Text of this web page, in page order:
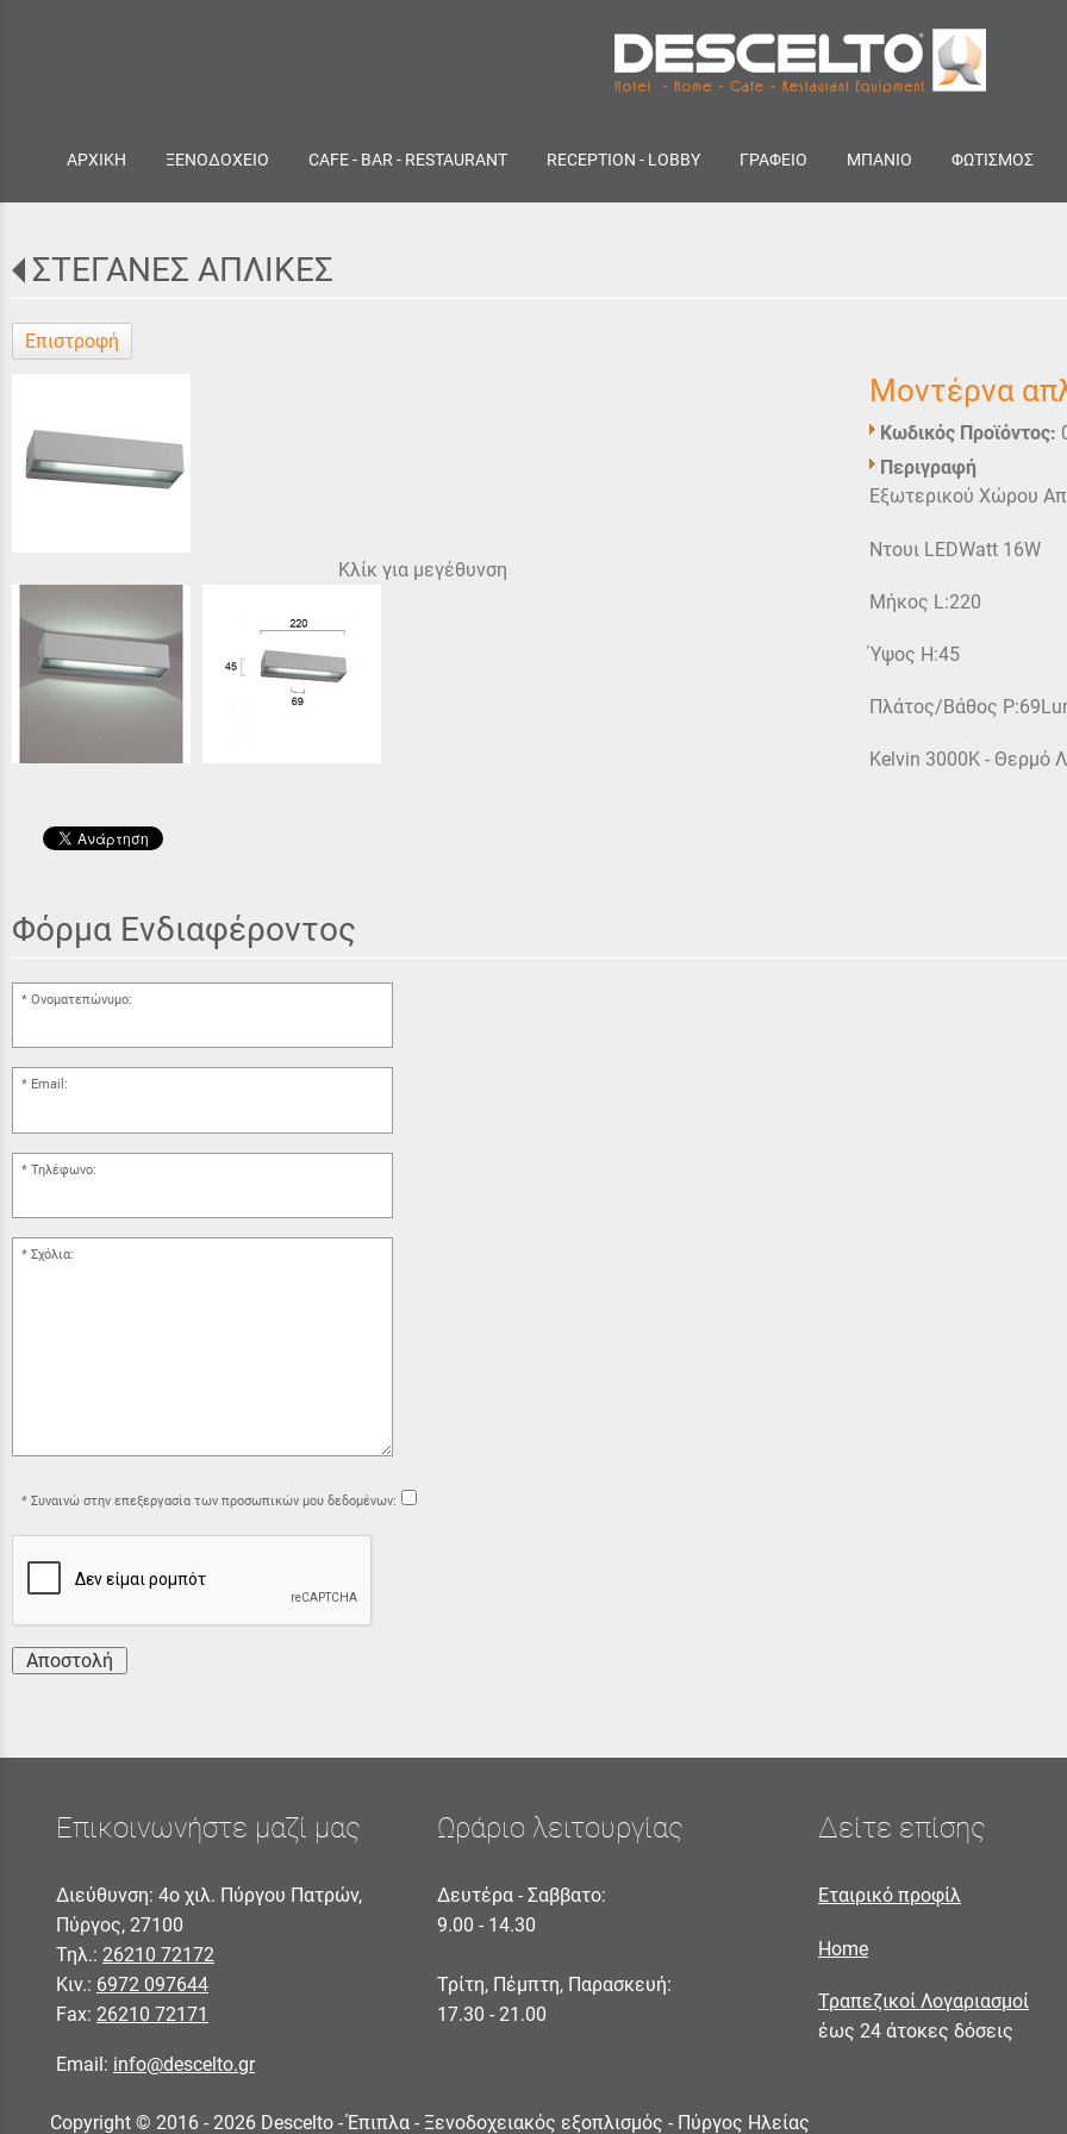
ΑΡΧΙΚΗ ΞΕΝΟΔΟΧΕΙΟ CAFE - BAR - RESTAURANT RECEPTION - LOBBY ΓΡΑΦΕΙΟ ΜΠΑΝΙΟ ΦΩΤΙΣΜΟΣ
ΣΤΕΓΑΝΕΣ ΑΠΛΙΚΕΣ
Επιστροφή
Κλίκ για μεγέθυνση
Μοντέρνα
Κωδικός Προϊόντος:
Περιγραφή
Εξωτερικού Χώρου
Ντουι LEDWatt 16W
Μήκος L:220
Ύψος H:45
Πλάτος/Βάθος
Kelvin 3000K - Θερμό
Φόρμα Ενδιαφέροντος
Ονοματεπώνυμο:
Email:
Τηλέφωνο:
Σχόλια:
Συναινώ στην επεξεργασία των προσωπικών μου δεδομένων:
Αποστολή
Επικοινωνήστε μαζί μας
Διεύθυνση: 4ο χιλ. Πύργου Πατρών,
Πύργος, 27100
Τηλ.: 26210 72172
Κιν.: 6972 097644
Fax: 26210 72171
Email: info@descelto.gr
Ωράριο λειτουργίας
Δευτέρα - Σαββατο:
9.00 - 14.30
Τρίτη, Πέμπτη, Παρασκευή:
17.30 - 21.00
Δείτε επίσης
Εταιρικό προφίλ
Home
Τραπεζικοί Λογαριασμοί
έως 24 άτοκες δόσεις
Copyright © 2016 - 2026 Descelto - Έπιπλα - Ξενοδοχειακός εξοπλισμός - Πύργος Ηλείας